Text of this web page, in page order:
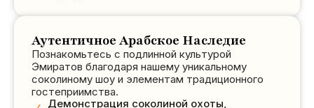
Любовь из
Канады.
Аутентичное Арабское Наследие
Познакомьтесь с подлинной культурой
Эмиратов благодаря нашему уникальному
соколиному шоу и элементам традиционного
гостеприимства.
Демонстрация соколиной охоты,